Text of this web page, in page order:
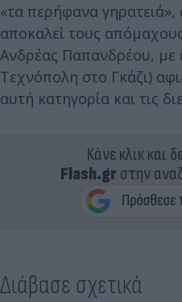
«τα περήφανα γηρατειά»,
αποκαλεί τους
Ανδρέας Παπανδρέου, με
Τεχνόπολη στο Γκάζι)
αυτή κατηγορία και τις
Κάνε κλικ και
Flash.grστην
Διάβασε σχετικά